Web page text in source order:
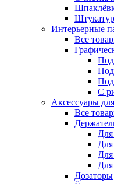
Интерьерные
Все
Под
С
Аксессуары
Все
Для
Для
Для
Дозаторы